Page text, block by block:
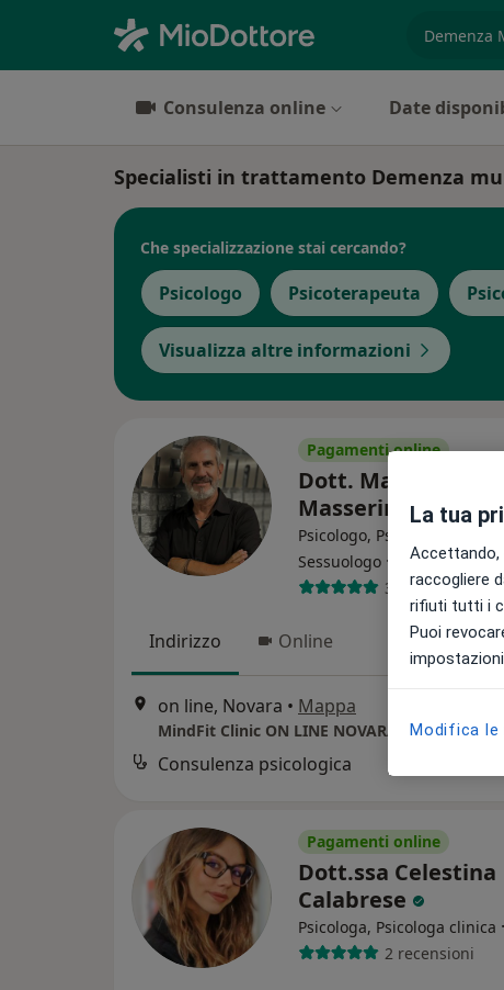
Consulenza online Date
Specialisti in trattamento Demenza
Che specializzazione stai cercando?
Psicologo Psicoterapeuta
Visualizza altre informazioni
Pagamenti online
Dott. Massimo
Masserini
Psicologo, Psicoterapeuta,
Sessuologo · Altro
325 recensioni
Indirizzo Online
on line, Novara • Mappa
MindFit Clinic ON LINE NOVARA
Consulenza psicologica
Pagamenti online
Dott.ssa Celestina
Calabrese
Psicologa, Psicologa clinica ·
2 recensioni
La tua
Accettando,
raccogliere
rifiuti tutti i
Puoi
Modifica le